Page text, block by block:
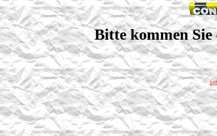
Bitte kommen